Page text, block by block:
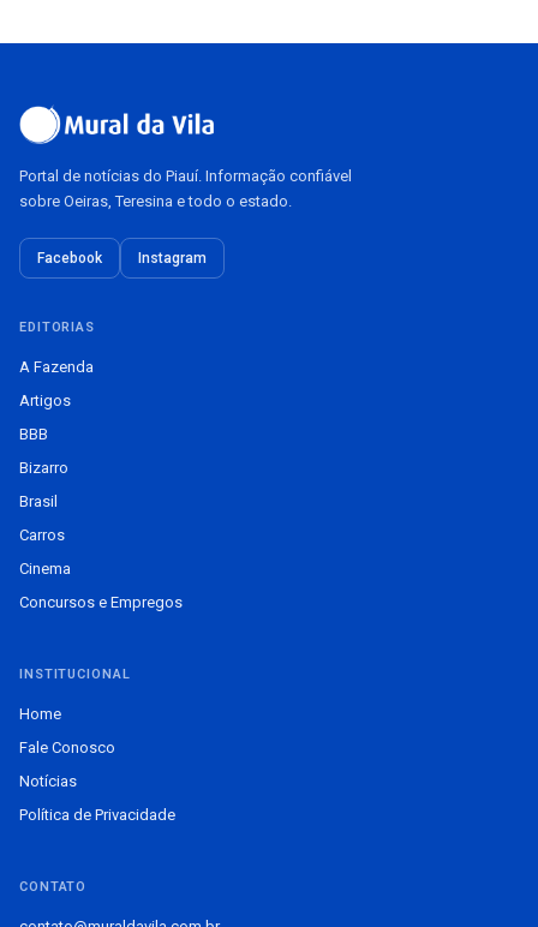
Portal de notícias do Piauí. Informação confiável
sobre Oeiras, Teresina e todo o estado.
Facebook Instagram
EDITORIAS
A Fazenda
Artigos
BBB
Bizarro
Brasil
Carros
Cinema
Concursos e Empregos
INSTITUCIONAL
Home
Fale Conosco
Notícias
Política de Privacidade
CONTATO